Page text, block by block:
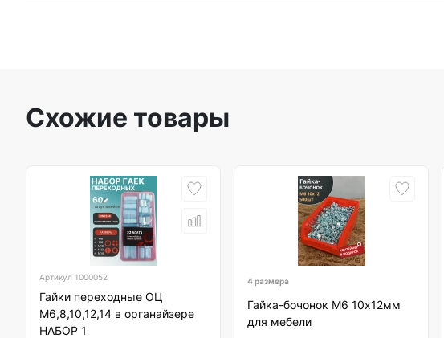
Схожие товары
Артикул 1000052
Гайки переходные ОЦ
М6,8,10,12,14 в органайзере
НАБОР 1
4 размера
Гайка-бочонок М6 10х12мм
для мебели